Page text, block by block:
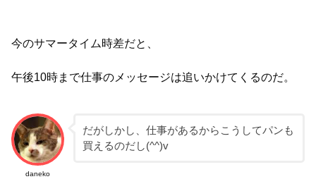
今のサマータイム時差だと、
午後10時まで仕事のメッセージは追いかけてくるのだ。
daneko
だがしかし、仕事があるからこうしてパンも
買えるのだし(^^)v